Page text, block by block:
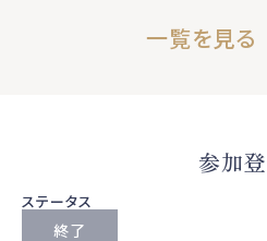
一覧を見る
参加
ステータス
終了